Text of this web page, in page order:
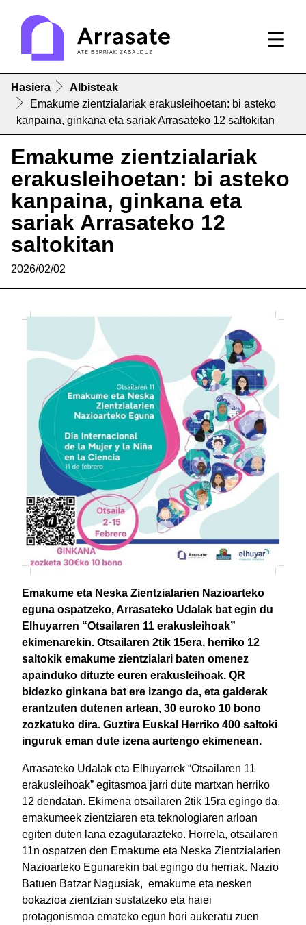
Hasiera
Albisteak
Emakume zientzialariak erakusleihoetan: bi asteko
kanpaina, ginkana eta sariak Arrasateko 12 saltokitan
Emakume zientzialariak
erakusleihoetan: bi asteko
kanpaina, ginkana eta
sariak Arrasateko 12
saltokitan
2026/02/02
Emakume eta Neska Zientzialarien Nazioarteko
eguna ospatzeko, Arrasateko Udalak bat egin du
Elhuyarren “Otsailaren 11 erakusleihoak”
ekimenarekin. Otsailaren 2tik 15era, herriko 12
saltokik emakume zientzialari baten omenez
apainduko dituzte euren erakusleihoak. QR
bidezko ginkana bat ere izango da, eta galderak
erantzuten dutenen artean, 30 euroko 10 bono
zozkatuko dira. Guztira Euskal Herriko 400 saltoki
inguruk eman dute izena aurtengo ekimenean.
Arrasateko Udalak eta Elhuyarrek “Otsailaren 11
erakusleihoak” egitasmoa jarri dute martxan herriko
12 dendatan. Ekimena otsailaren 2tik 15ra egingo da,
emakumeek zientziaren eta teknologiaren arloan
egiten duten lana ezagutarazteko. Horrela, otsailaren
11n ospatzen den Emakume eta Neska Zientzialarien
Nazioarteko Egunarekin bat egingo du herriak. Nazio
Batuen Batzar Nagusiak, emakume eta nesken
bokazioa zientzian sustatzeko eta haiei
protagonismoa emateko egun hori aukeratu zuen